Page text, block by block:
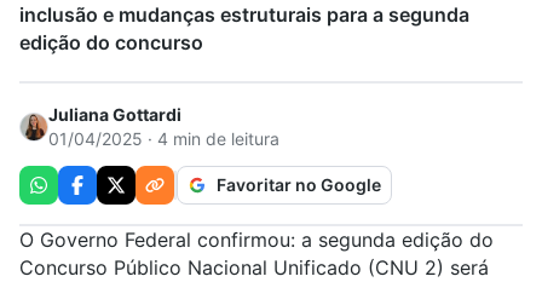
inclusão e mudanças estruturais para a segunda
edição do concurso
Juliana Gottardi
01/04/2025 · 4 min de leitura
Favoritar no Google
O Governo Federal confirmou: a segunda edição do
Concurso Público Nacional Unificado (CNU 2) será